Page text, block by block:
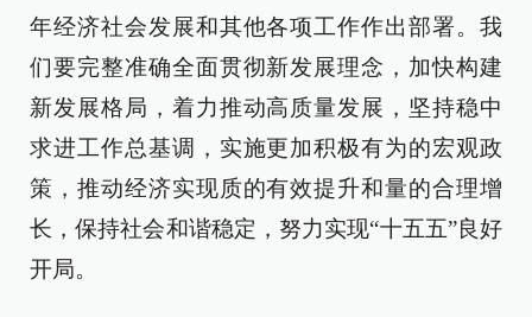
年经济社会发展和其他各项工作作出部署。我
们要完整准确全面贯彻新发展理念，加快构建
新发展格局，着力推动高质量发展，坚持稳中
求进工作总基调，实施更加积极有为的宏观政
策，推动经济实现质的有效提升和量的合理增
长，保持社会和谐稳定，努力实现“十五五”良好
开局。